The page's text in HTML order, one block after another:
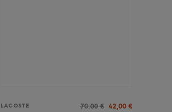
LACOSTE 70.00 € 42,00 €